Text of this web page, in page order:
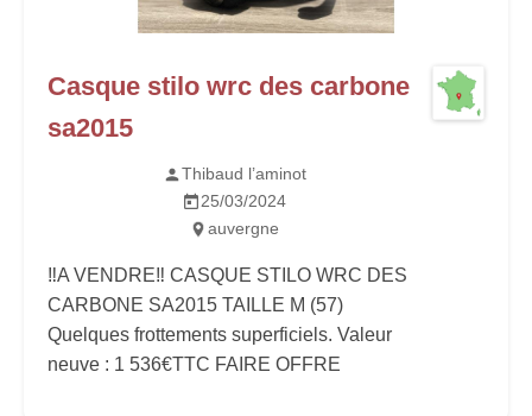
Casque stilo wrc des carbone
sa2015
Thibaud l’aminot
25/03/2024
auvergne
‼️A VENDRE‼️ CASQUE STILO WRC DES
CARBONE SA2015 TAILLE M (57)
Quelques frottements superficiels. Valeur
neuve : 1 536€TTC FAIRE OFFRE